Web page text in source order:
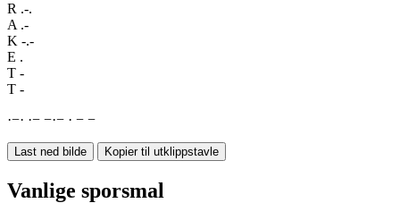
R .-.
A .-
K -.-
E .
T -
T -
·−· ·− −·− · − −
Last ned bilde Kopier til utklippstavle
Vanlige sporsmal